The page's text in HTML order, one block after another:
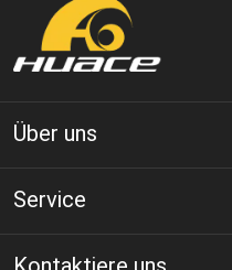
Über uns
Über Huace
Service
Datenschutz-Bestimmungen